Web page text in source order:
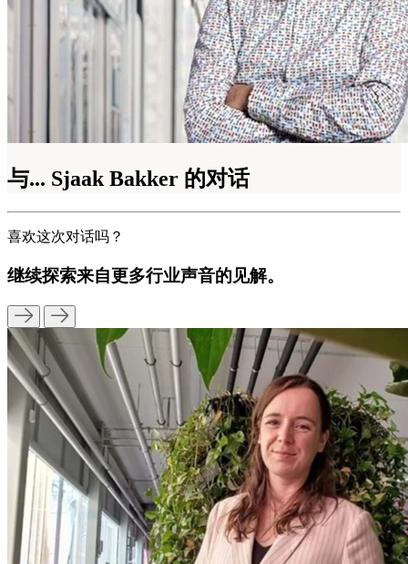
与... Sjaak Bakker 的对话
喜欢这次对话吗？
继续探索来自更多行业声音的见解。